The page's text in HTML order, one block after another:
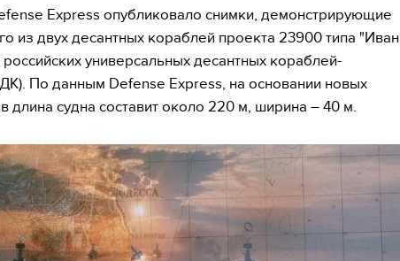
Express опубликовало снимки, демонстрирующие
из двух десантных кораблей проекта 23900 типа "Иван
российских универсальных десантных кораблей-
По данным Defense Express, на основании новых
длина судна составит около 220 м, ширина – 40 м.